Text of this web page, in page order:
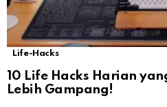
Life-Hacks
10 Life Hacks Harian
Lebih Gampang!